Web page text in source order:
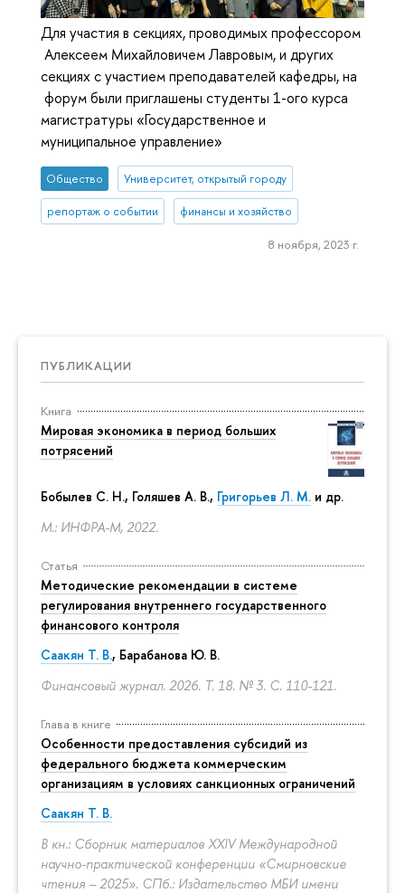
ПУБЛИКАЦИИ
Книга
Мировая экономика в период больших
потрясений
Бобылев С. Н., Голяшев А. В., Григорьев Л. М. и др.
М.: ИНФРА-М, 2022.
Статья
Методические рекомендации в системе
регулирования внутреннего государственного
финансового контроля
Саакян Т. В., Барабанова Ю. В.
Финансовый журнал. 2026. Т. 18. № 3. С. 110-121.
Глава в книге
Особенности предоставления субсидий из
федерального бюджета коммерческим
организациям в условиях санкционных ограничений
Саакян Т. В.
В кн.: Сборник материалов XXIV Международной
научно-практической конференции «Смирновские
чтения – 2025». СПб.: Издательство МБИ имени
Для участия в секциях, проводимых профессором
Алексеем Михайловичем Лавровым, и других
секциях с участием преподавателей кафедры, на
форум были приглашены студенты 1-ого курса
магистратуры «Государственное и
муниципальное управление»
Общество Университет, открытый городу
репортаж о событии финансы и хозяйство
8 ноября, 2023 г.